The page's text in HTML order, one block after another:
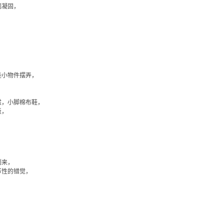
固，
物件摆弄，
小脚棉布鞋，
，
的错觉，